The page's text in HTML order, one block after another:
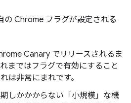
の Chrome フラグが設定される
Canary でリリースされるま
まではフラグで有効にすること
は非常にまれです。
しかかからない「小規模」な機